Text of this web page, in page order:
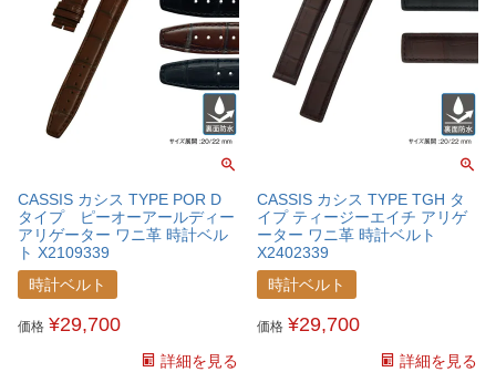
CASSIS カシス TYPE POR D
タイプ ピーオーアールディー
アリゲーター ワニ革 時計ベル
ト X2109339
時計ベルト
価格 ¥29,700
詳細を見る
CASSIS カシス TYPE TGH タ
イプ ティージーエイチ アリゲ
ーター ワニ革 時計ベルト
X2402339
時計ベルト
価格 ¥29,700
詳細を見る